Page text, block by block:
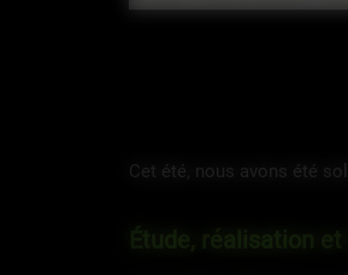
Cet été, nous avons été